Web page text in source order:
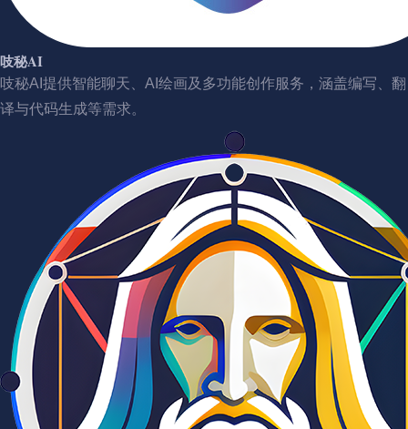
吱秘AI
吱秘AI提供智能聊天、AI绘画及多功能创作服务，涵盖编写、翻
译与代码生成等需求。